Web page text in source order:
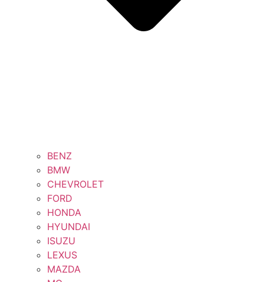
BENZ
BMW
CHEVROLET
FORD
HONDA
HYUNDAI
ISUZU
LEXUS
MAZDA